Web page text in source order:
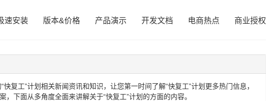
速安装 版本&价格 产品演示 开发文档 电商热点 商业授权
复工”计划相关新闻资讯和知识，让您第一时间了解“快复工”计划更多热门信息，
下面从多角度全面来讲解关于“快复工”计划的方面的内容。